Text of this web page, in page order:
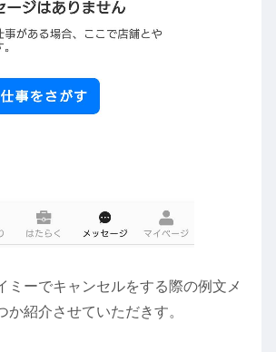
ミーでキャンセルをする際の例文メ
か紹介させていただきす。